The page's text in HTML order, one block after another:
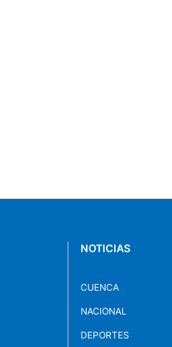
NOTICIAS
CUENCA
NACIONAL
DEPORTES